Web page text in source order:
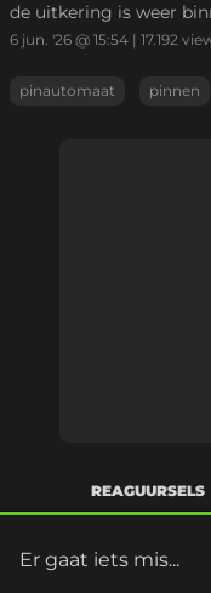
de uitkering is weer
6 jun. '26 @ 15:54 | 17.192
pinautomaat pinnen
REAGUURSELS
Er gaat iets mis...